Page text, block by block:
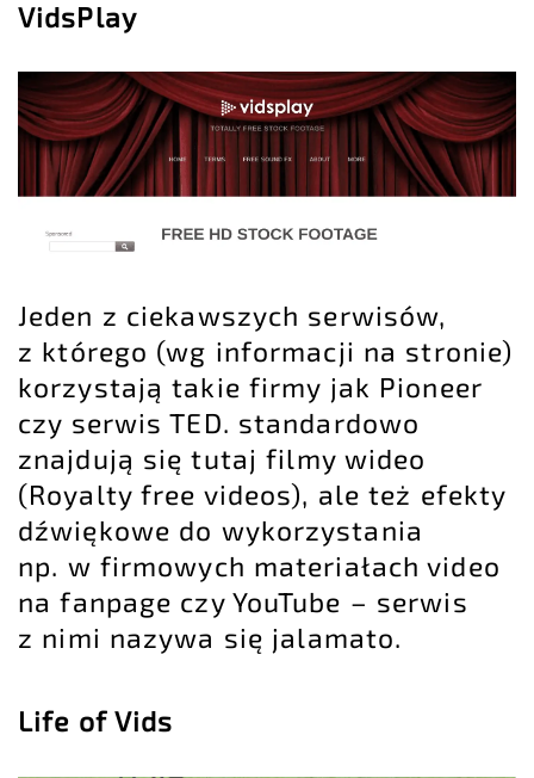
VidsPlay
Jeden z ciekawszych serwisów,
z którego (wg informacji na stronie)
korzystają takie firmy jak Pioneer
czy serwis TED. standardowo
znajdują się tutaj filmy wideo
(Royalty free videos), ale też efekty
dźwiękowe do wykorzystania
np. w firmowych materiałach video
na fanpage czy YouTube – serwis
z nimi nazywa się jalamato.
Life of Vids